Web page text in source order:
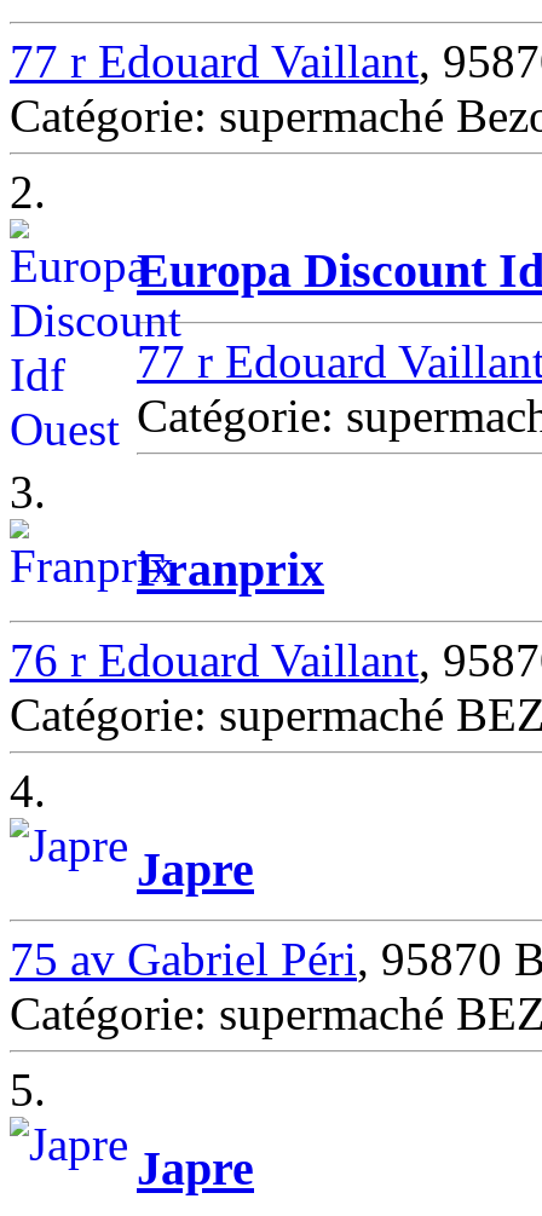
77 r Edouard Vaillant,
Catégorie: supermaché
2.
Europa Discount
77 r Edouard
Catégorie:
3.
Franprix
76 r Edouard Vaillant,
Catégorie: supermaché
4.
Japre
75 av Gabriel Péri, 95870
Catégorie: supermaché
5.
Japre